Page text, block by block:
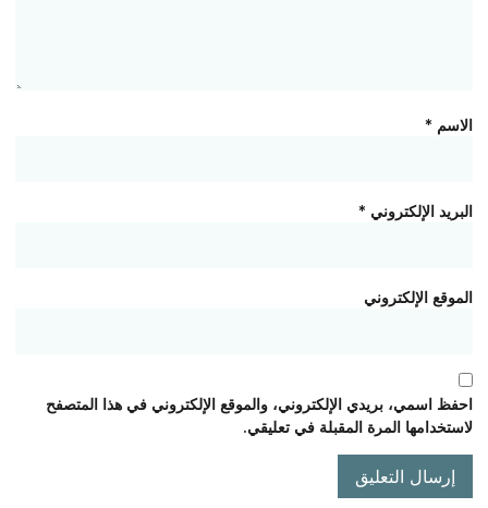
الاسم *
البريد الإلكتروني *
الموقع الإلكتروني
احفظ اسمي، بريدي الإلكتروني، والموقع الإلكتروني في هذا المتصفح
لاستخدامها المرة المقبلة في تعليقي.